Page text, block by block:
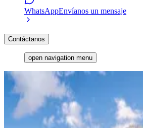
WhatsAppEnvíanos un mensaje
Contáctanos
open navigation menu